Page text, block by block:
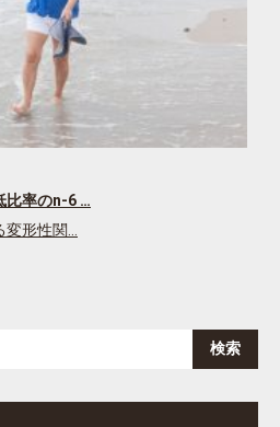
比率のn-6 …
形性関…